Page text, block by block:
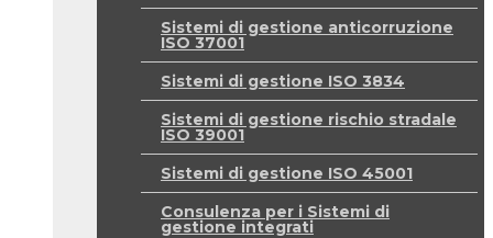
Sistemi di gestione anticorruzione
ISO 37001
Sistemi di gestione ISO 3834
Sistemi di gestione rischio stradale
ISO 39001
Sistemi di gestione ISO 45001
Consulenza per i Sistemi di
gestione integrati